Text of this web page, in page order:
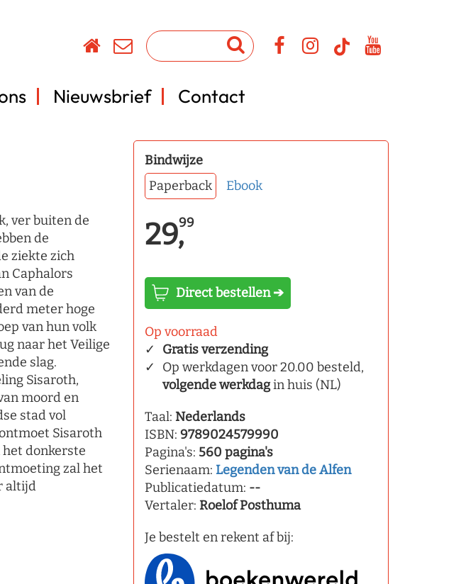
Nieuwsbrief Contact
ver buiten de
de
ziekte zich
Caphalors
van de
meter hoge
van hun volk
naar het Veilige
slag.
Sisaroth,
moord en
stad vol
Sisaroth
donkerste
zal het
altijd
Bindwijze
Paperback
Ebook
29,99
Direct bestellen ➔
Op voorraad
Gratis verzending
Op werkdagen voor 20.00 besteld,
volgende werkdagin huis (NL)
Taal: Nederlands
ISBN: 9789024579990
Pagina's: 560 pagina's
Serienaam: Legenden van de Alfen
Publicatiedatum: --
Vertaler: Roelof Posthuma
Je bestelt en rekent af bij: